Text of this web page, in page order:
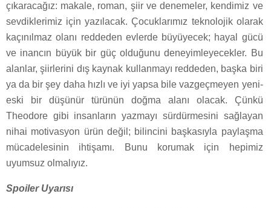
çıkaracağız: makale, roman, şiir ve denemeler, kendimiz ve
sevdiklerimiz için yazılacak. Çocuklarımız teknolojik olarak
kaçınılmaz olanı reddeden evlerde büyüyecek; hayal gücü
ve inancın büyük bir güç olduğunu deneyimleyecekler. Bu
alanlar, şiirlerini dış kaynak kullanmayı reddeden, başka biri
ya da bir şey daha hızlı ve iyi yapsa bile vazgeçmeyen yeni-
eski bir düşünür türünün doğma alanı olacak. Çünkü
Theodore gibi insanların yazmayı sürdürmesini sağlayan
nihai motivasyon ürün değil; bilincini başkasıyla paylaşma
mücadelesinin ihtişamı. Bunu korumak için hepimiz
uyumsuz olmalıyız.
Spoiler Uyarısı